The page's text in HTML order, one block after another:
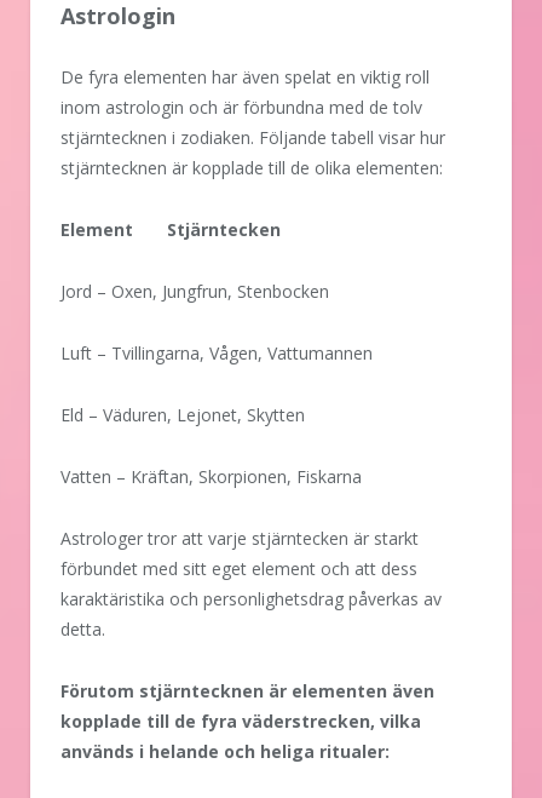
Astrologin
De fyra elementen har även spelat en viktig roll
inom astrologin och är förbundna med de tolv
stjärntecknen i zodiaken. Följande tabell visar hur
stjärntecknen är kopplade till de olika elementen:
Element Stjärntecken
Jord – Oxen, Jungfrun, Stenbocken
Luft – Tvillingarna, Vågen, Vattumannen
Eld – Väduren, Lejonet, Skytten
Vatten – Kräftan, Skorpionen, Fiskarna
Astrologer tror att varje stjärntecken är starkt
förbundet med sitt eget element och att dess
karaktäristika och personlighetsdrag påverkas av
detta.
Förutom stjärntecknen är elementen även
kopplade till de fyra väderstrecken, vilka
används i helande och heliga ritualer: